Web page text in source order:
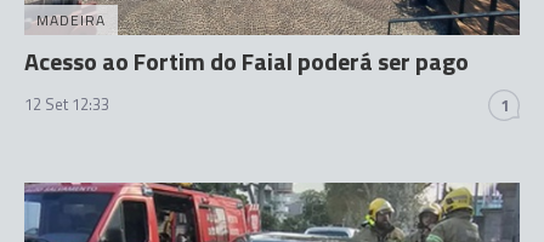
MADEIRA
Acesso ao Fortim do Faial poderá ser pago
12 Set 12:33 1